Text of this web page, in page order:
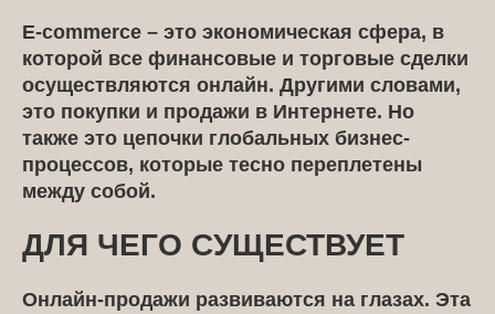
E-commerce – это экономическая сфера, в
которой все финансовые и торговые сделки
осуществляются онлайн. Другими словами,
это покупки и продажи в Интернете. Но
также это цепочки глобальных бизнес-
процессов, которые тесно переплетены
между собой.
ДЛЯ ЧЕГО СУЩЕСТВУЕТ
Онлайн-продажи развиваются на глазах. Эта